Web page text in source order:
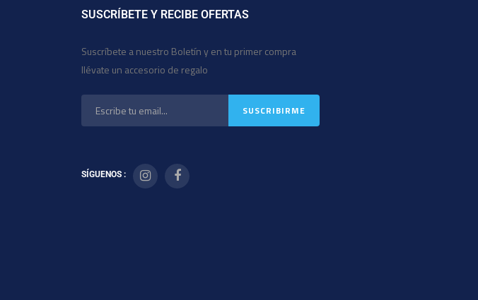
SUSCRÍBETE Y RECIBE OFERTAS
Suscríbete a nuestro Boletín y en tu primer compra
llévate un accesorio de regalo
SÍGUENOS :